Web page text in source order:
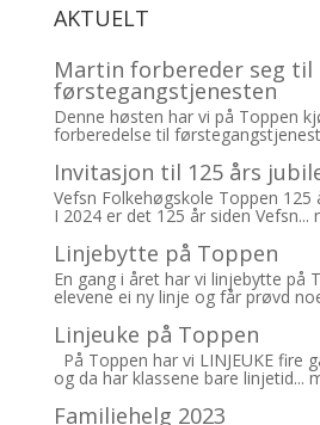
AKTUELT
Martin forbereder seg til
førstegangstjenesten
Denne høsten har vi på Toppen
forberedelse til
Invitasjon til 125 års
Vefsn Folkehøgskole Toppen 125
I 2024 er det 125 år siden Vefsn...
Linjebytte på Toppen
En gang i året har vi linjebytte på
elevene ei ny linje og får prøvd
Linjeuke på Toppen
På Toppen har vi LINJEUKE fire
og da har klassene bare linjetid...
Familiehelg 2023